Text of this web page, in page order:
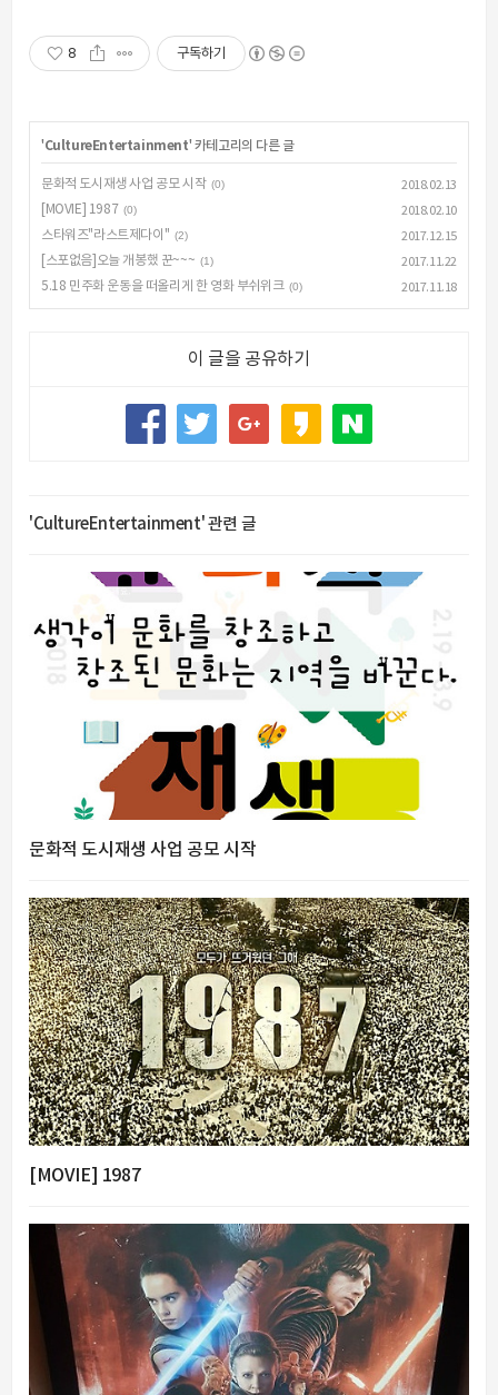
8 구독하기
'CultureEntertainment' 카테고리의 다른 글
문화적 도시재생 사업 공모 시작 (0)
2018.02.13
[MOVIE] 1987 (0)
2018.02.10
스타워즈"라스트제다이" (2)
2017.12.15
[스포없음]오늘 개봉했 꾼~~~ (1)
2017.11.22
5.18 민주화 운동을 떠올리게 한 영화 부쉬위크 (0) 2017.11.18
이 글을 공유하기
'CultureEntertainment' 관련 글
문화적 도시재생 사업 공모 시작
[MOVIE] 1987